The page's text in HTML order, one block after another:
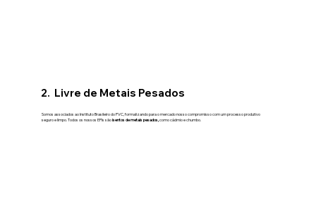
2. Livre de Metais Pesados
Somos associados ao Instituto Brasileiro do PVC, formalizando para o mercado nosso compromisso com um processo produtivo
seguro e limpo. Todos os nossos EPIs sãoisentos de metais pesados, como cádmio e chumbo.